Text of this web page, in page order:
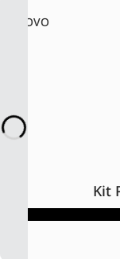
NOVO
Kit